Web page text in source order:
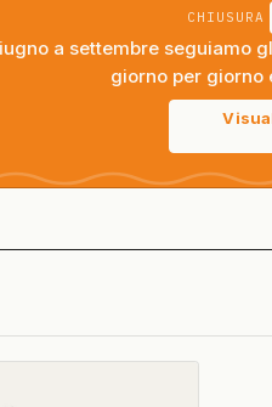
CHIUSURA
a settembre seguiamo
giorno per giorno